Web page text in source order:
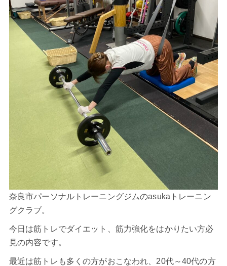
奈良市パーソナルトレーニングジムのasukaトレーニン
グクラブ。
今日は筋トレでダイエット、筋力強化をはかりたい方必
見の内容です。
最近は筋トレも多くの方がおこなわれ、20代～40代の方